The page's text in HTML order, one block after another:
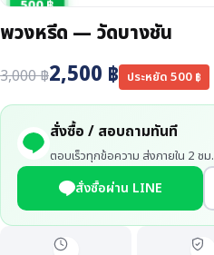
500 ฿
พวงหรีด — วัดบางชัน
3,000฿2,500 ฿ ประหยัด 500 ฿
สั่งซื้อ / สอบถามทันที
ตอบเร็วทุกข้อความ ส่งภายใน 2 ชม.
สั่งซื้อผ่าน LINE